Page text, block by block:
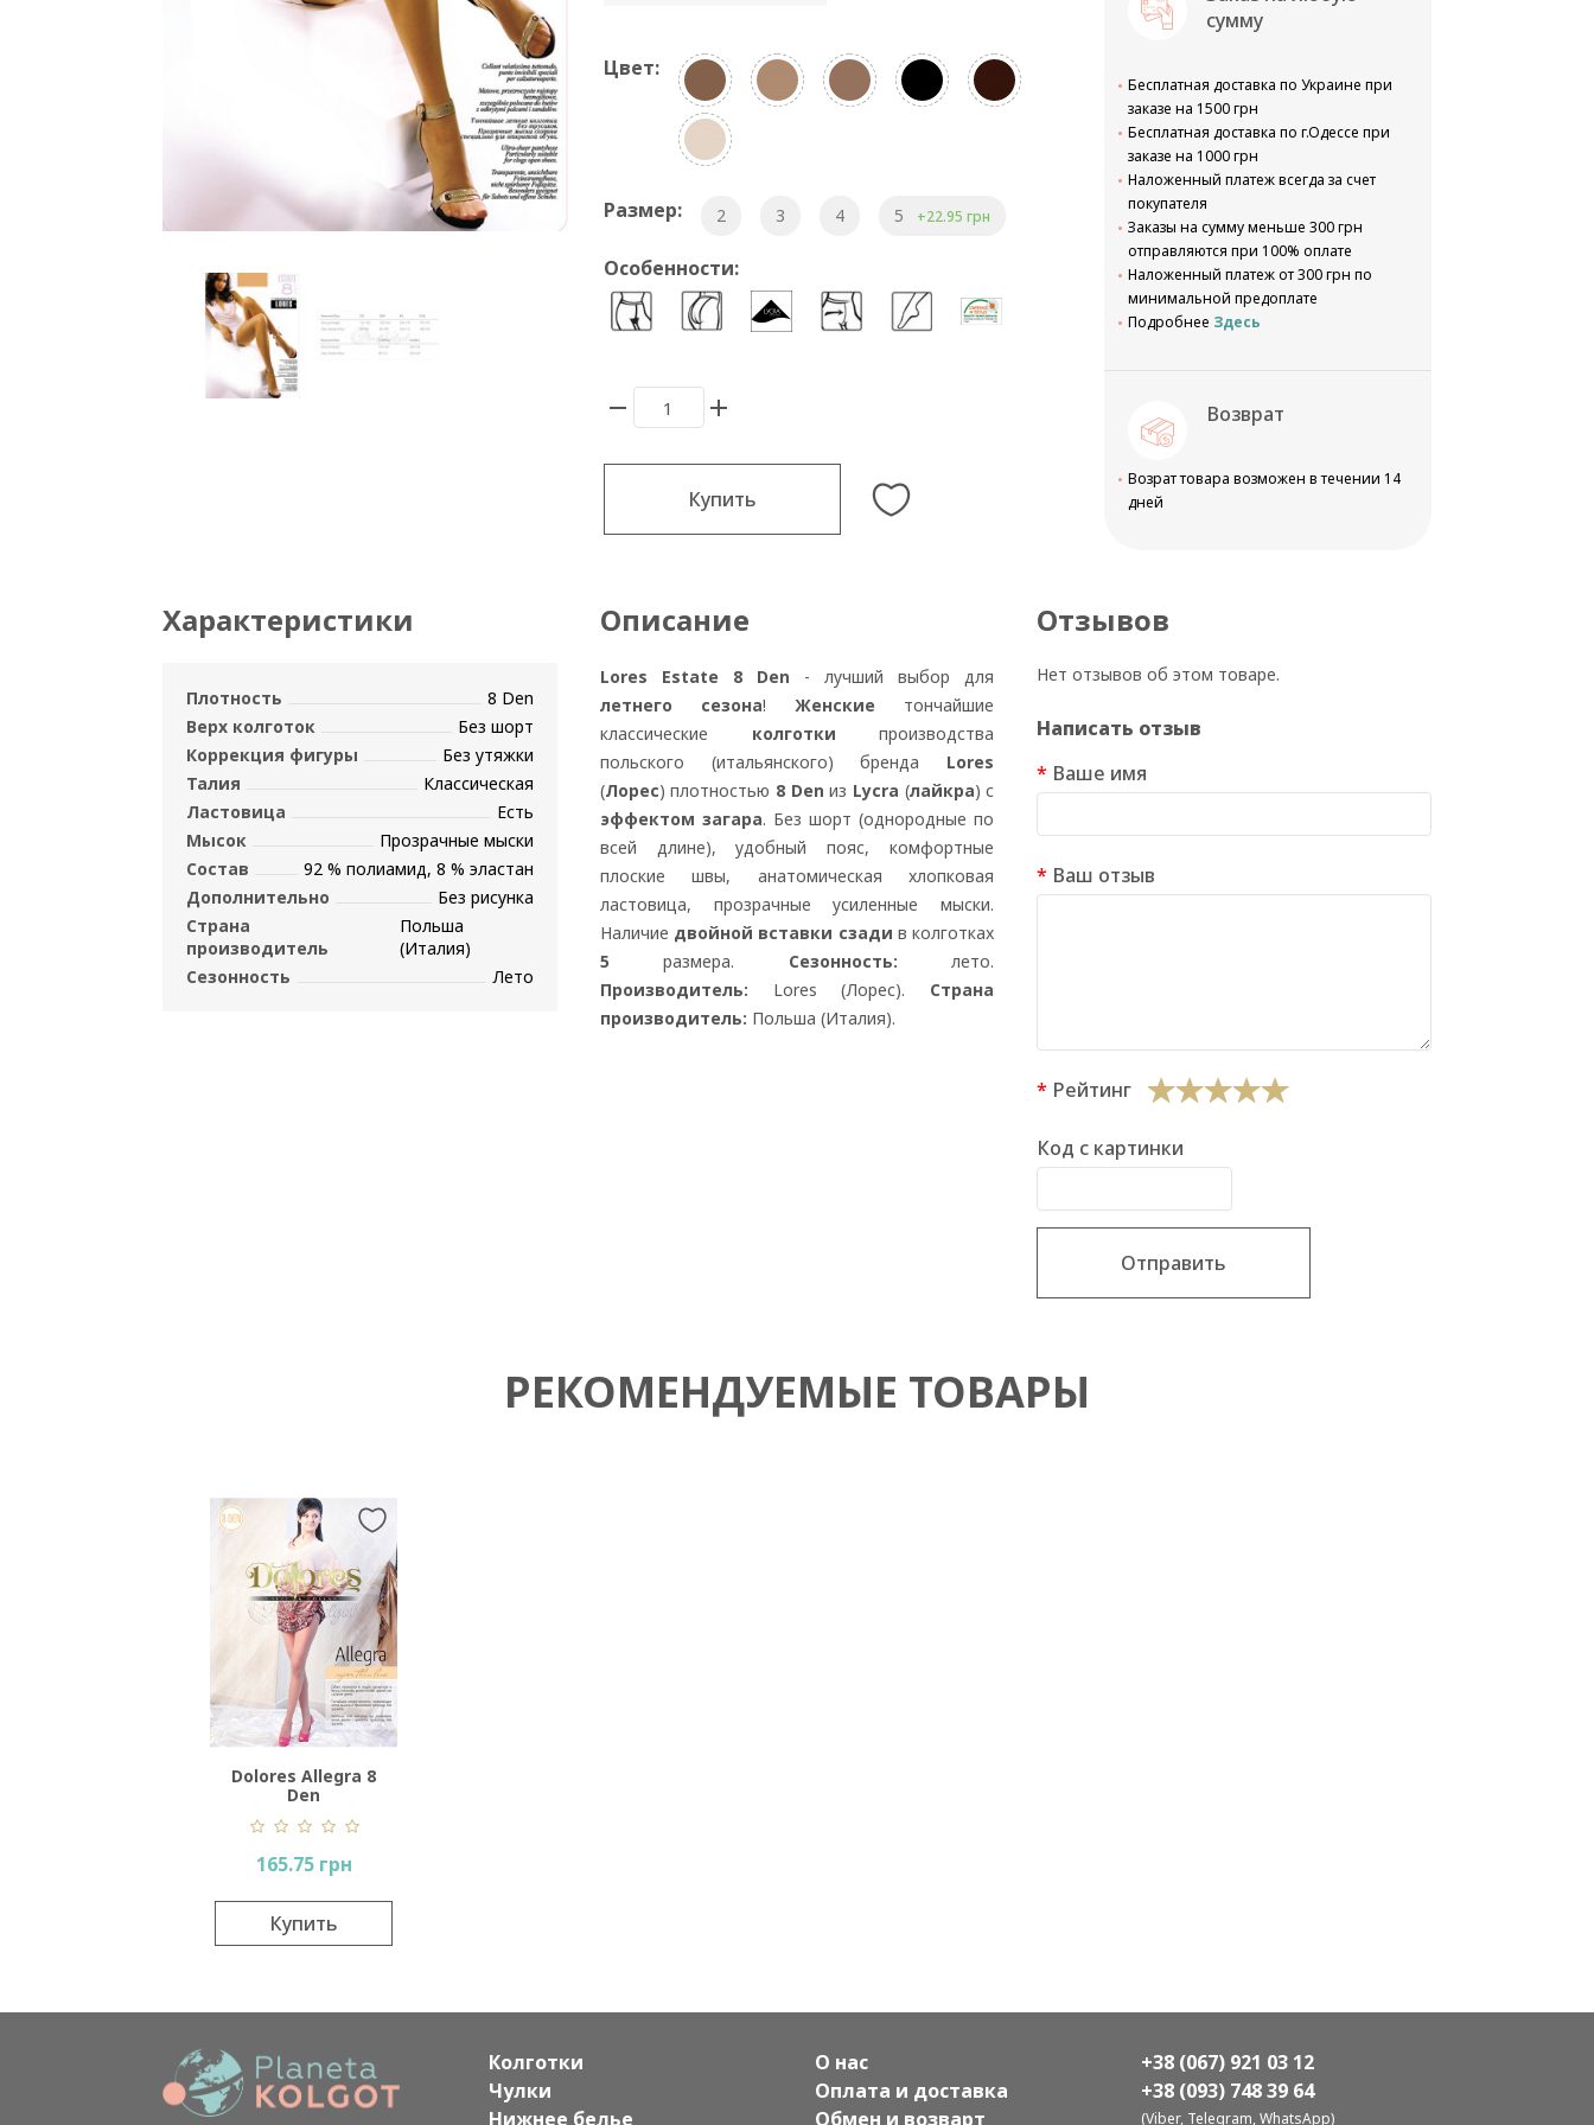
Цвет:
Размер: 2 3 4 5 +22.95 грн
Особенности:
Купить
сумму
Бесплатная доставка по Украине при
заказе на 1500 грн
Бесплатная доставка по г.Одессе при
заказе на 1000 грн
Наложенный платеж всегда за счет
покупателя
Заказы на сумму меньше 300 грн
отправляются при 100% оплате
Наложенный платеж от 300 грн по
минимальной предоплате
Подробнее Здесь
Возврат
Возрат товара возможен в течении 14
дней
Характеристики
Плотность
8 Den
Верх колготок
Без шорт
Коррекция фигуры
Без утяжки
Талия
Классическая
Ластовица
Есть
Мысок
Прозрачные мыски
Состав
92 % полиамид, 8 % эластан
Дополнительно
Без рисунка
Страна
производитель
Польша
(Италия)
Сезонность
Лето
Описание
Lores Estate 8 Den - лучший выбор для
летнего сезона!Женские тончайшие
классические колготки производства
польского (итальянского) бренда Lores
(Лорес) плотностью 8 Den из Lycra (лайкра) с
эффектом загара. Без шорт (однородные по
всей длине), удобный пояс, комфортные
плоские швы, анатомическая хлопковая
ластовица, прозрачные усиленные мыски.
Наличие двойной вставки сзади в колготках
5размера. Сезонность:лето.
Производитель: Lores (Лорес). Страна
производитель: Польша (Италия).
Отзывов
Нет отзывов об этом товаре.
Написать отзыв
Ваше имя
Ваш отзыв
Рейтинг
Код с картинки
Отправить
РЕКОМЕНДУЕМЫЕ ТОВАРЫ
Dolores Allegra 8
Den
165.75 грн
Купить
Колготки
Чулки
Нижнее белье
О нас
Оплата и доставка
Обмен и возварт
+38 (067) 921 03 12
+38 (093) 748 39 64
(Viber, Telegram, WhatsApp)